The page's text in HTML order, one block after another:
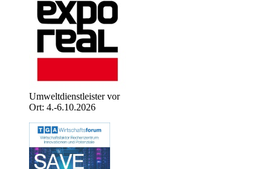
Umweltdienstleister vor
Ort: 4.-6.10.2026